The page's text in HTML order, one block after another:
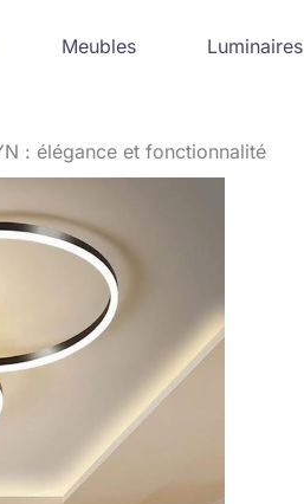
Meubles Luminaires
: élégance et fonctionnalité